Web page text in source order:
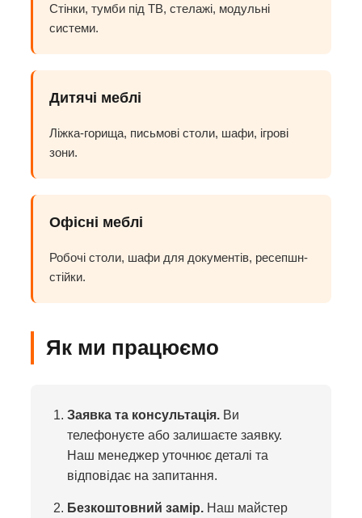
Стінки, тумби під ТВ, стелажі, модульні
системи.
Дитячі меблі
Ліжка-горища, письмові столи, шафи, ігрові
зони.
Офісні меблі
Робочі столи, шафи для документів, ресепшн-
стійки.
Як ми працюємо
Заявка та консультація. Ви
телефонуєте або залишаєте заявку.
Наш менеджер уточнює деталі та
відповідає на запитання.
Безкоштовний замір. Наш майстер